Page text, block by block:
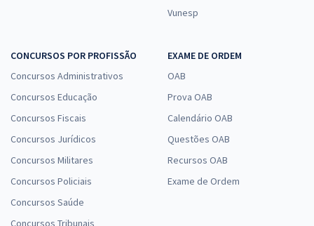
Vunesp
CONCURSOS POR PROFISSÃO
Concursos Administrativos
Concursos Educação
Concursos Fiscais
Concursos Jurídicos
Concursos Militares
Concursos Policiais
Concursos Saúde
Concursos Tribunais
EXAME DE ORDEM
OAB
Prova OAB
Calendário OAB
Questões OAB
Recursos OAB
Exame de Ordem